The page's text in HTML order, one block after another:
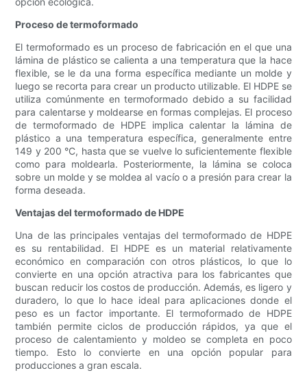
Proceso de termoformado
El termoformado es un proceso de fabricación en el que una
lámina de plástico se calienta a una temperatura que la hace
flexible, se le da una forma específica mediante un molde y
luego se recorta para crear un producto utilizable. El HDPE se
utiliza comúnmente en termoformado debido a su facilidad
para calentarse y moldearse en formas complejas. El proceso
de termoformado de HDPE implica calentar la lámina de
plástico a una temperatura específica, generalmente entre
149 y 200 °C, hasta que se vuelve lo suficientemente flexible
como para moldearla. Posteriormente, la lámina se coloca
sobre un molde y se moldea al vacío o a presión para crear la
forma deseada.
Ventajas del termoformado de HDPE
Una de las principales ventajas del termoformado de HDPE
es su rentabilidad. El HDPE es un material relativamente
económico en comparación con otros plásticos, lo que lo
convierte en una opción atractiva para los fabricantes que
buscan reducir los costos de producción. Además, es ligero y
duradero, lo que lo hace ideal para aplicaciones donde el
peso es un factor importante. El termoformado de HDPE
también permite ciclos de producción rápidos, ya que el
proceso de calentamiento y moldeo se completa en poco
tiempo. Esto lo convierte en una opción popular para
producciones a gran escala.